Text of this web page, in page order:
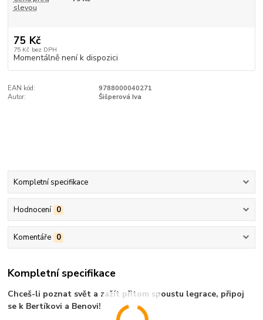
slevou
75 Kč
75 Kč bez DPH
Momentálně není k dispozici
EAN kód:
9788000040271
Autor:
Šišperová Iva
Kompletní specifikace
Hodnocení 0
Komentáře 0
Kompletní specifikace
Chceš-li poznat svět a zažít přitom spoustu legrace, připoj
se k Bertíkovi a Benovi!